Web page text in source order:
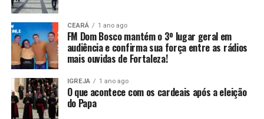
CEARÁ 1 ano ago
FM Dom Bosco mantém o 3º lugar geral em
audiência e confirma sua força entre as rádios
mais ouvidas de Fortaleza!
IGREJA 1 ano ago
O que acontece com os cardeais após a eleição
do Papa